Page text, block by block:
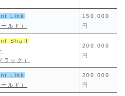
Link
ルド）
150,000
円
Shaft
ラック）
200,000
円
Link
ルド）
200,000
円